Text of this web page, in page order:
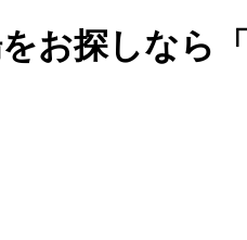
お探しなら